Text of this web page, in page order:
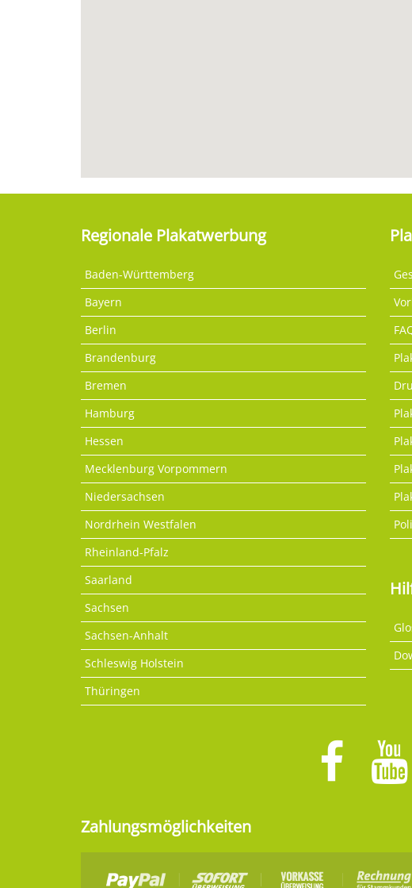
Regionale Plakatwerbung
Baden-Württemberg
Bayern
Berlin
Brandenburg
Bremen
Hamburg
Hessen
Mecklenburg Vorpommern
Niedersachsen
Nordrhein Westfalen
Rheinland-Pfalz
Saarland
Sachsen
Sachsen-Anhalt
Schleswig Holstein
Thüringen
Zahlungsmöglichkeiten